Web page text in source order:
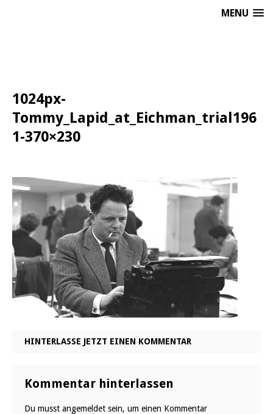
MENU
1024px-
Tommy_Lapid_at_Eichman_trial196
1-370×230
HINTERLASSE JETZT EINEN KOMMENTAR
Kommentar hinterlassen
Du musst angemeldet sein, um einen Kommentar